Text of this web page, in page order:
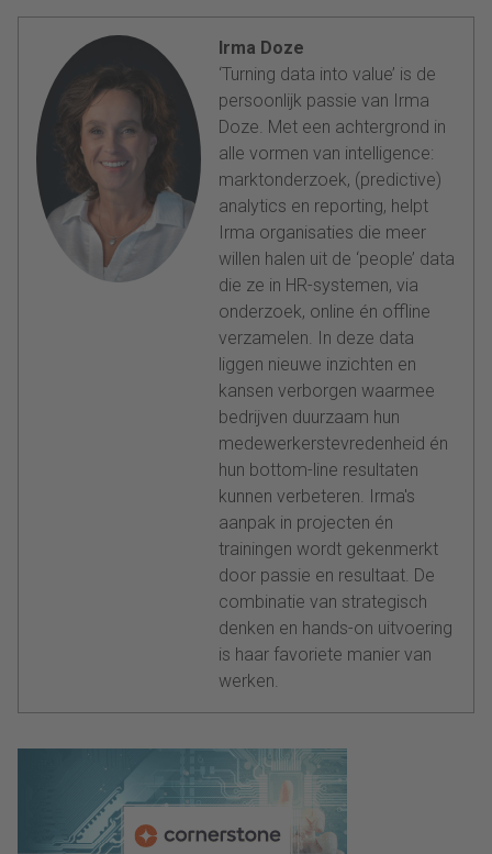
Irma Doze
‘Turning data into value’ is de
persoonlijk passie van Irma
Doze. Met een achtergrond in
alle vormen van intelligence:
marktonderzoek, (predictive)
analytics en reporting, helpt
Irma organisaties die meer
willen halen uit de ‘people’ data
die ze in HR-systemen, via
onderzoek, online én offline
verzamelen. In deze data
liggen nieuwe inzichten en
kansen verborgen waarmee
bedrijven duurzaam hun
medewerkerstevredenheid én
hun bottom-line resultaten
kunnen verbeteren. Irma's
aanpak in projecten én
trainingen wordt gekenmerkt
door passie en resultaat. De
combinatie van strategisch
denken en hands-on uitvoering
is haar favoriete manier van
werken.